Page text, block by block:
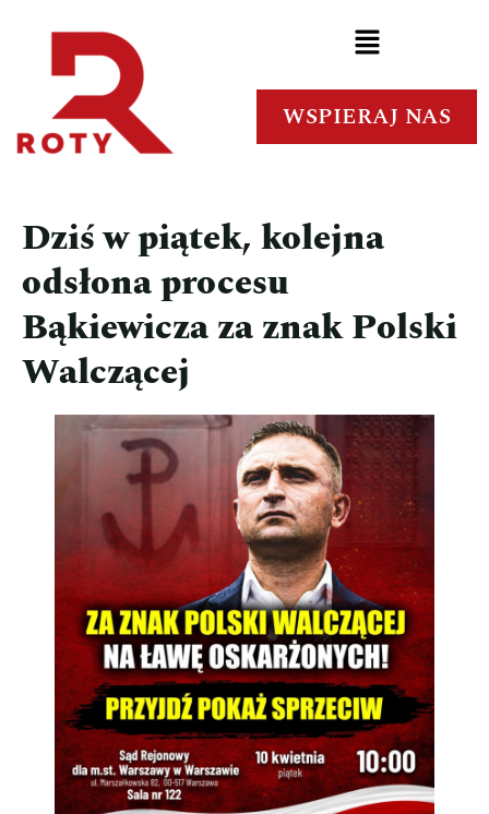
WSPIERAJ NAS
Dziś w piątek, kolejna
odsłona procesu
Bąkiewicza za znak Polski
Walczącej